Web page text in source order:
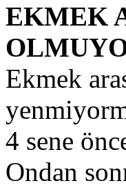
EKMEK
Ekmek
4 sene
Ondan